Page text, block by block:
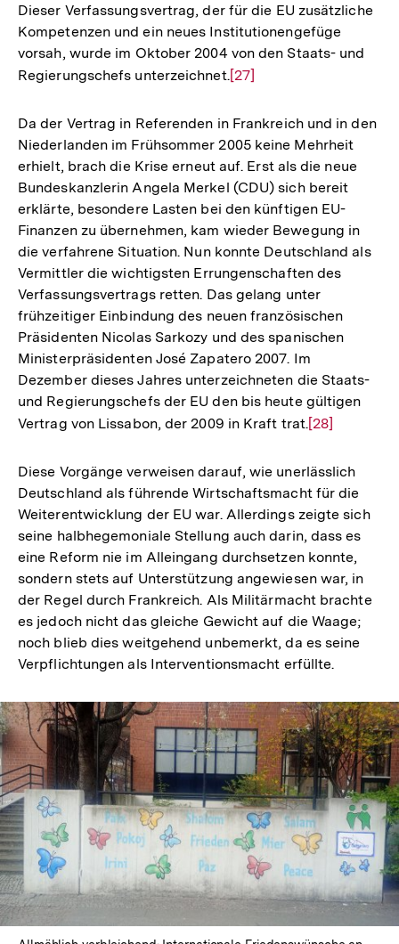
Dieser Verfassungsvertrag, der für die EU zusätzliche
Kompetenzen und ein neues Institutionengefüge
vorsah, wurde im Oktober 2004 von den Staats- und
Regierungschefs unterzeichnet.Zur
der
Fußnote
[27]
Da der Vertrag in Referenden in Frankreich und in den
Niederlanden im Frühsommer 2005 keine Mehrheit
erhielt, brach die Krise erneut auf. Erst als die neue
Bundeskanzlerin Angela Merkel (CDU) sich bereit
erklärte, besondere Lasten bei den künftigen EU-
Finanzen zu übernehmen, kam wieder Bewegung in
die verfahrene Situation. Nun konnte Deutschland als
Vermittler die wichtigsten Errungenschaften des
Verfassungsvertrags retten. Das gelang unter
frühzeitiger Einbindung des neuen französischen
Präsidenten Nicolas Sarkozy und des spanischen
Ministerpräsidenten José Zapatero 2007. Im
Dezember dieses Jahres unterzeichneten die Staats-
und Regierungschefs der EU den bis heute gültigen
Vertrag von Lissabon, der 2009 in Kraft trat.Zur
der
Fußnote
[28]
Diese Vorgänge verweisen darauf, wie unerlässlich
Deutschland als führende Wirtschaftsmacht für die
Weiterentwicklung der EU war. Allerdings zeigte sich
seine halbhegemoniale Stellung auch darin, dass es
eine Reform nie im Alleingang durchsetzen konnte,
sondern stets auf Unterstützung angewiesen war, in
der Regel durch Frankreich. Als Militärmacht brachte
es jedoch nicht das gleiche Gewicht auf die Waage;
noch blieb dies weitgehend unbemerkt, da es seine
Verpflichtungen als Interventionsmacht erfüllte.
Zum